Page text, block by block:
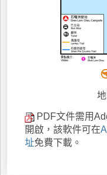
PDF文件需用
開啟，該軟件可在
址免費下載。